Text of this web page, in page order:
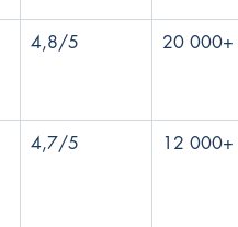
4,8/5 20 000+
4,7/5 12 000+